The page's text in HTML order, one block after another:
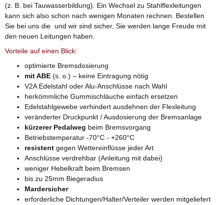
(z. B. bei Tauwasserbildung). Ein Wechsel zu Stahlflexleitungen
kann sich also schon nach wenigen Monaten rechnen. Bestellen
Sie bei uns die und wir sind sicher, Sie werden lange Freude mit
den neuen Leitungen haben.
Vorteile auf einen Blick:
optimierte Bremsdosierung
mit ABE (s. o.) – keine Eintragung nötig
V2A Edelstahl oder Alu-Anschlüsse nach Wahl
herkömmliche Gummischläuche einfach ersetzen
Edelstahlgewebe verhindert ausdehnen der Flexleitung
veränderter Druckpunkt / Ausdosierung der Bremsanlage
kürzerer Pedalweg beim Bremsvorgang
Betriebstemperatur -70°C - +260°C
resistent gegen Wettereinflüsse jeder Art
Anschlüsse verdrehbar (Anleitung mit dabei)
weniger Hebelkraft beim Bremsen
bis zu 25mm Biegeradius
Mardersicher
erforderliche Dichtungen/Halter/Verteiler werden mitgeliefert